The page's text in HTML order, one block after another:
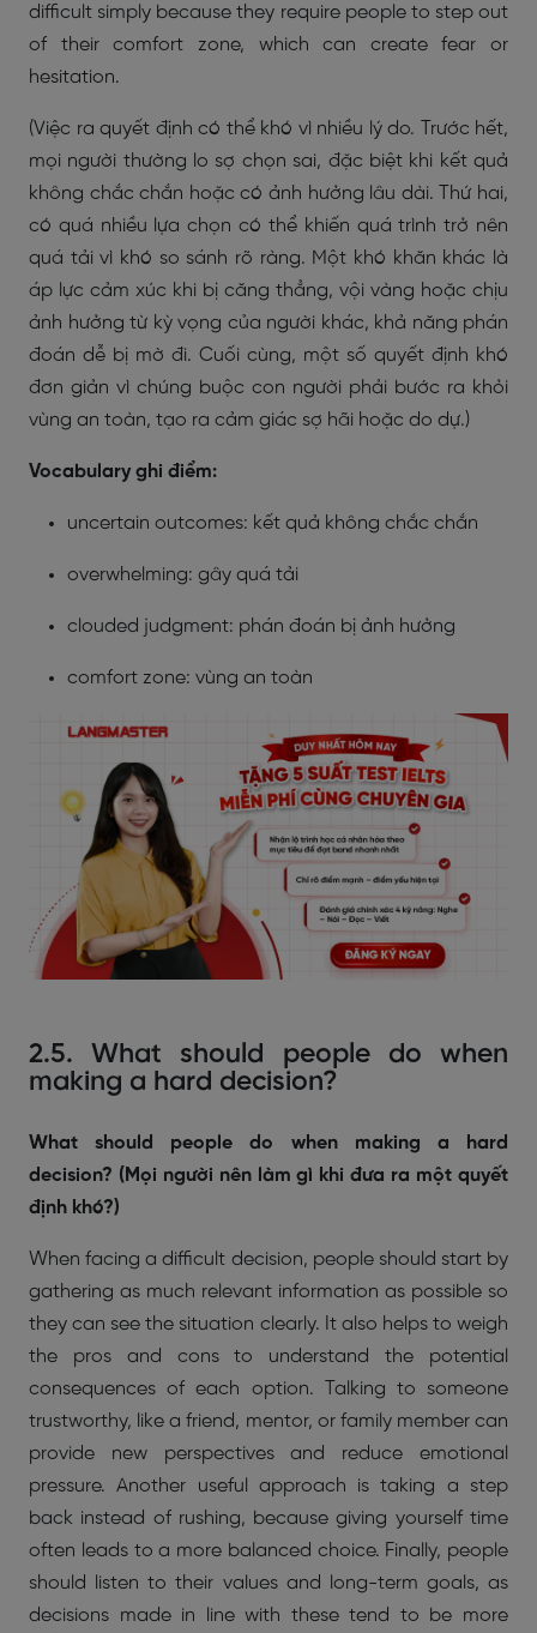
difficult simply because they require people to step out
of their comfort zone, which can create fear or
hesitation.
(Việc ra quyết định có thể khó vì nhiều lý do. Trước hết,
mọi người thường lo sợ chọn sai, đặc biệt khi kết quả
không chắc chắn hoặc có ảnh hưởng lâu dài. Thứ hai,
có quá nhiều lựa chọn có thể khiến quá trình trở nên
quá tải vì khó so sánh rõ ràng. Một khó khăn khác là
áp lực cảm xúc khi bị căng thẳng, vội vàng hoặc chịu
ảnh hưởng từ kỳ vọng của người khác, khả năng phán
đoán dễ bị mờ đi. Cuối cùng, một số quyết định khó
đơn giản vì chúng buộc con người phải bước ra khỏi
vùng an toàn, tạo ra cảm giác sợ hãi hoặc do dự.)
Vocabulary ghi điểm:
uncertain outcomes: kết quả không chắc chắn
overwhelming: gây quá tải
clouded judgment: phán đoán bị ảnh hưởng
comfort zone: vùng an toàn
2.5. What should people do when
making a hard decision?
What should people do when making a hard
decision? (Mọi người nên làm gì khi đưa ra một quyết
định khó?)
When facing a difficult decision, people should start by
gathering as much relevant information as possible so
they can see the situation clearly. It also helps to weigh
the pros and cons to understand the potential
consequences of each option. Talking to someone
trustworthy, like a friend, mentor, or family member can
provide new perspectives and reduce emotional
pressure. Another useful approach is taking a step
back instead of rushing, because giving yourself time
often leads to a more balanced choice. Finally, people
should listen to their values and long-term goals, as
decisions made in line with these tend to be more